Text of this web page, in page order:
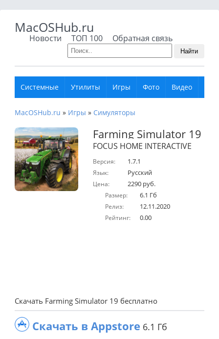
MacOSHub.ru
Новости ТОП 100 Обратная связь
Найти
Системные Утилиты Игры Фото Видео
MacOSHub.ru » Игры » Симуляторы
Farming Simulator 19
FOCUS HOME INTERACTIVE
Версия: 1.7.1
Язык: Русский
Цена: 2290 руб.
Размер: 6.1 Гб
Релиз: 12.11.2020
Рейтинг: 0.00
Скачать Farming Simulator 19 бесплатно
Скачать в Appstore 6.1 Гб